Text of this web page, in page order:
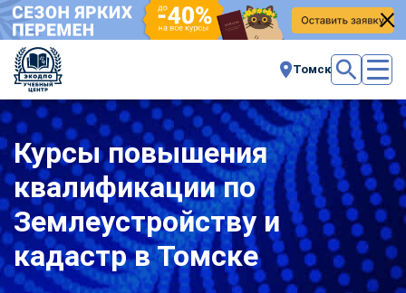
Томск
Курсы повышения
квалификации по
Землеустройству и
кадастр в Томске